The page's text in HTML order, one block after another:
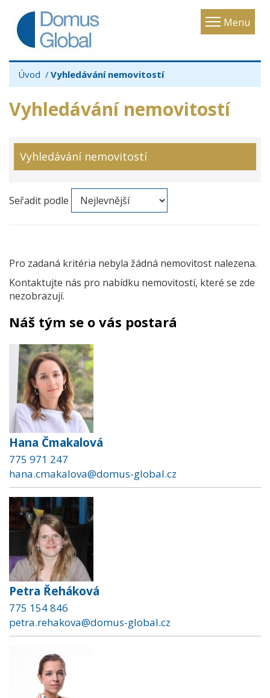
Menu
Toggle
Úvod Vyhledávání nemovitostí
Vyhledávání nemovitostí
Vyhledávání nemovitostí
Seřadit podle
Pro zadaná kritéria nebyla žádná nemovitost nalezena.
Kontaktujte nás pro nabídku nemovitostí, které se zde
nezobrazují.
Náš tým se o vás postará
Hana Čmakalová
775 971 247
hana.cmakalova@domus-global.cz
Petra Řeháková
775 154 846
petra.rehakova@domus-global.cz